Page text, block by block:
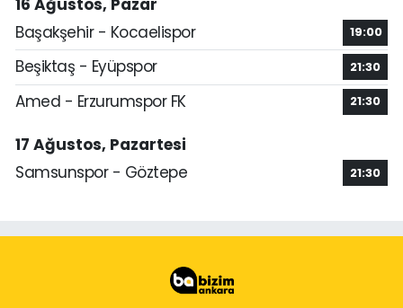
Başakşehir - Kocaelispor
19:00
Beşiktaş - Eyüpspor 21:30
Amed - Erzurumspor FK 21:30
17 Ağustos, Pazartesi
Samsunspor - Göztepe
21:30